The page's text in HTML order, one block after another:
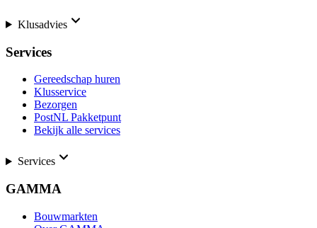
Klusadvies
Services
Gereedschap huren
Klusservice
Bezorgen
PostNL Pakketpunt
Bekijk alle services
Services
GAMMA
Bouwmarkten